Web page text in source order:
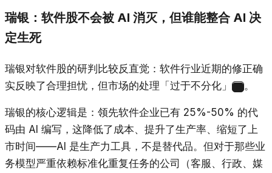
瑞银：软件股不会被 AI 消灭，但谁能整合 AI 决
定生死
瑞银对软件股的研判比较反直觉：软件行业近期的修正确
实反映了合理担忧，但市场的处理「过于不分化」
。
瑞银的核心逻辑是：领先软件企业已有 25%-50% 的代
码由 AI 编写，这降低了成本、提升了生产率、缩短了上
市时间——AI 是生产力工具，不是替代品。但对于那些业
务模型严重依赖标准化重复任务的公司（客服、行政、媒